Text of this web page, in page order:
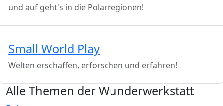
und auf geht's in die Polarregionen!
Small World Play
Welten erschaffen, erforschen und erfahren!
Alle Themen der Wunderwerkstatt